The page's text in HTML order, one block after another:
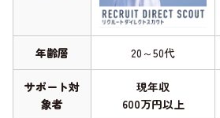
年齢層 20～50代
サポート対
象者
現年収
600万円以上